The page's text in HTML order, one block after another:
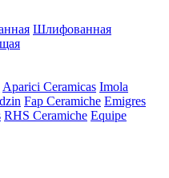
Шлифованная
Aparici Ceramicas Imola
Fap Ceramiche Emigres
RHS Ceramiche Equipe